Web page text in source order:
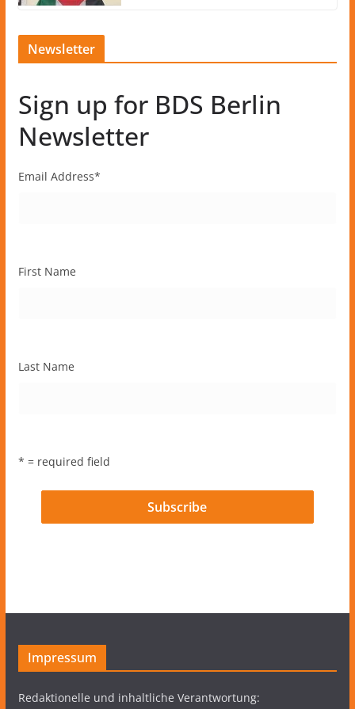
Newsletter
Sign up for BDS Berlin
Newsletter
Email Address*
First Name
Last Name
* = required field
Impressum
Redaktionelle und inhaltliche Verantwortung: